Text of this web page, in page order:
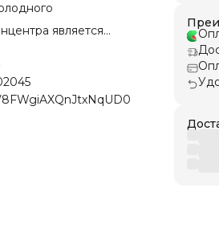
является
реконструкции
помогает защитить
и химических
(витамины
миндаля